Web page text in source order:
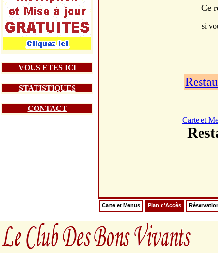
VOUS ETES ICI
STATISTIQUES
CONTACT
Ce
si
Carte et
Carte et Menus Plan d'Accès